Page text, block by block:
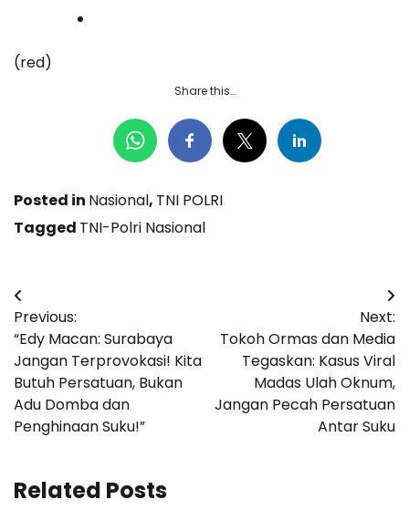
(red)
Share this…
Posted in Nasional, TNI POLRI
Tagged TNI-Polri Nasional
Navigasi
pos
Previous:
“Edy Macan: Surabaya
Jangan Terprovokasi! Kita
Butuh Persatuan, Bukan
Adu Domba dan
Penghinaan Suku!”
Next:
Tokoh Ormas dan Media
Tegaskan: Kasus Viral
Madas Ulah Oknum,
Jangan Pecah Persatuan
Antar Suku
Related Posts